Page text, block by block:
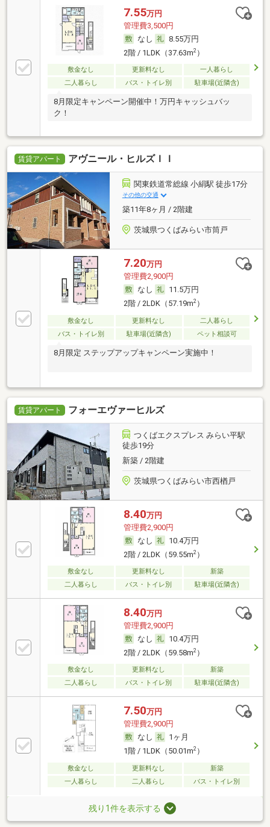
7.55万円
管理費3,500円
なし
8.55万円
2階 / 1LDK（37.63m2）
敷金なし 更新料なし
一人暮らし
二人暮らし
バス・トイレ別 駐車場(近隣含)
8月限定キャンペーン開催中！万円キャッシュバッ
ク！
賃貸アパート アヴニール・ヒルズＩＩ
関東鉄道常総線 小絹駅 徒歩17分
その他の交通
築11年8ヶ月 / 2階建
茨城県つくばみらい市筒戸
7.20万円
管理費2,900円
なし
11.5万円
2階 / 2LDK（57.19m2）
敷金なし 更新料なし
二人暮らし
バス・トイレ別
駐車場(近隣含) ペット相談可
8月限定 ステップアップキャンペーン実施中！
賃貸アパート フォーエヴァーヒルズ
つくばエクスプレス みらい平駅
徒歩19分
新築 / 2階建
茨城県つくばみらい市西楢戸
8.40万円
管理費2,900円
なし
10.4万円
2階 / 2LDK（59.55m2）
敷金なし 更新料なし
新築
二人暮らし
バス・トイレ別 駐車場(近隣含)
8.40万円
管理費2,900円
なし
10.4万円
2階 / 2LDK（59.58m2）
敷金なし 更新料なし
新築
二人暮らし
バス・トイレ別 駐車場(近隣含)
7.50万円
管理費2,900円
なし
1ヶ月
1階 / 1LDK（50.01m2）
敷金なし 更新料なし
新築
一人暮らし
二人暮らし バス・トイレ別
残り1件を表示する